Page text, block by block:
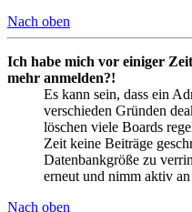
Nach oben
Ich habe mich vor einiger
mehr anmelden?!
Es kann sein, dass ein
verschieden Gründen
löschen viele Boards
Zeit keine Beiträge
Datenbankgröße zu
erneut und nimm aktiv
Nach oben